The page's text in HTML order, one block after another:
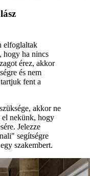
elfoglaltak
hogy ha nincs
érez, akkor
és nem
fent a
akkor ne
el nekünk, hogy
Jelezze
segítségre
szakembert.